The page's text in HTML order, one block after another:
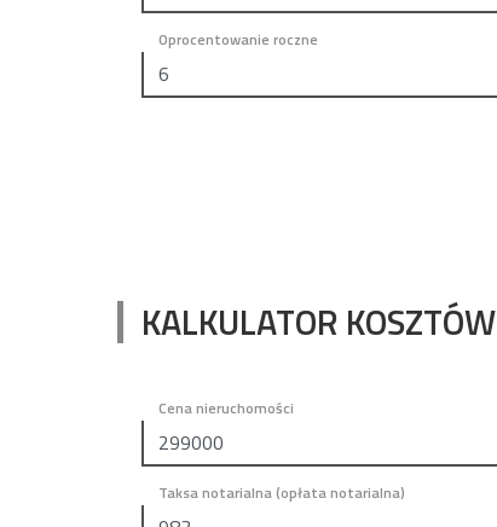
Oprocentowanie roczne
KALKULATOR KOSZTÓW
Cena nieruchomości
Taksa notarialna (opłata notarialna)